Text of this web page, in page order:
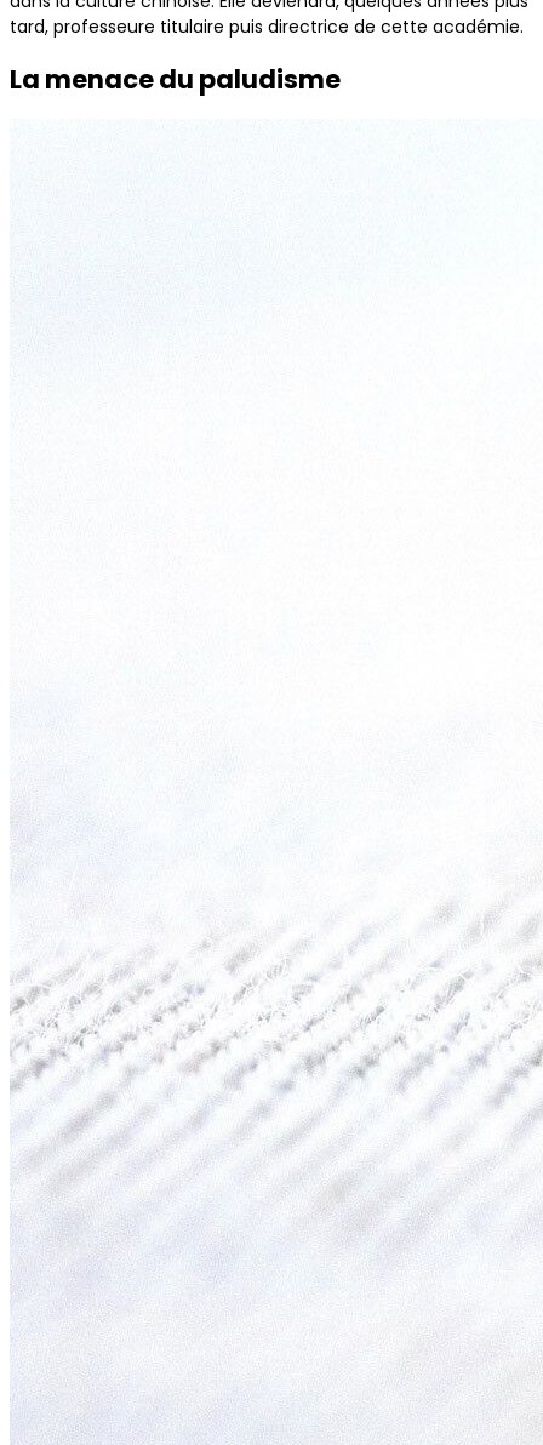
tard, professeure titulaire puis directrice de cette académie.
La menace du paludisme